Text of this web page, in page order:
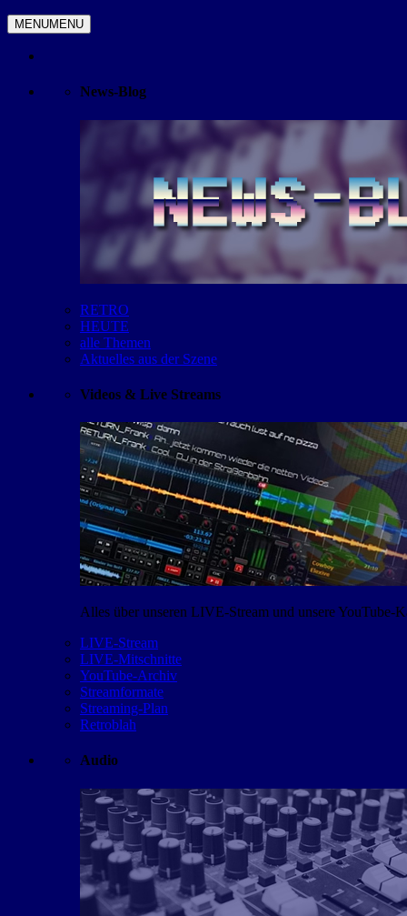
MENUMENU
News-Blog
RETRO
HEUTE
alle Themen
Aktuelles aus der Szene
Videos & Live Streams
Alles über unseren LIVE-Stream und unsere YouTube-
LIVE-Stream
LIVE-Mitschnitte
YouTube-Archiv
Streamformate
Streaming-Plan
Retroblah
Audio